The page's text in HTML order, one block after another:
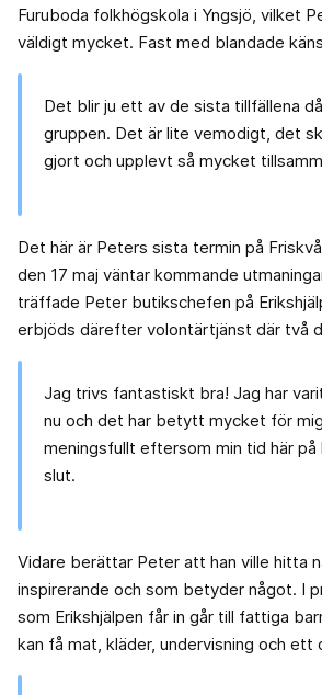
Furuboda folkhögskola i Yngsjö, vilket
väldigt mycket. Fast med blandade
Det blir ju ett av de sista tillfällena
gruppen. Det är lite vemodigt, det
gjort och upplevt så mycket
Det här är Peters sista termin på
den 17 maj väntar kommande
träffade Peter butikschefen på
erbjöds därefter volontärtjänst där två
Jag trivs fantastiskt bra! Jag har
nu och det har betytt mycket för
meningsfullt eftersom min tid här
slut.
Vidare berättar Peter att han ville hitta
inspirerande och som betyder något. I
som Erikshjälpen får in går till fattiga
kan få mat, kläder, undervisning och ett